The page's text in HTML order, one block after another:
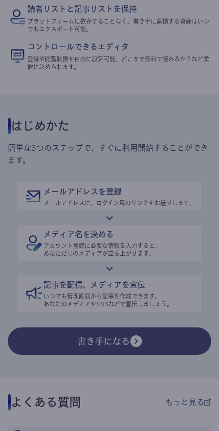
読者リストと記事リストを保持
プラットフォームに依存することなく、書き手に蓄積する資産はいつ
でもエクスポート可能。
コントロールできるエディタ
登録や閲覧制限を自由に設定可能。どこまで無料で読めるか？など柔
軟に決められます。
はじめかた
簡単な3つのステップで、すぐに利用開始することができ
ます。
メールアドレスを登録
メールアドレスに、ログイン用のリンクをお送りします。
メディア名を決める
アカウント登録に必要な情報を入力すると、
あなただけのメディアが立ち上がります。
記事を配信、メディアを宣伝
いつでも管理画面から記事を作成できます。
あなたのメディアをSNSなどで宣伝しましょう。
書き手になる
よくある質問 もっと見る